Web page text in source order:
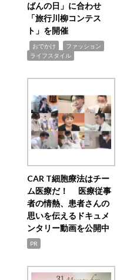
ばんの日」に合わせ
「旅行川柳コンテス
ト」を開催
おでかけ ファッション
ライフスタイル
CAR T細胞療法はチー
ム医療だ！ 医療従事
者の情熱、患者さんの
思いを伝えるドキュメ
ンタリー動画を公開中
PR